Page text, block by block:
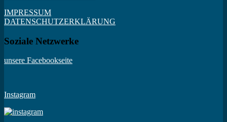
IMPRESSUM
DATENSCHUTZERKLÄRUNG
Soziale Netzwerke
unsere Facebookseite
Instagram